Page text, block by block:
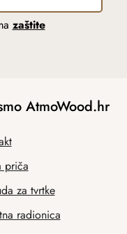
zaštite
AtmoWood.hr
priča
za tvrtke
radionica